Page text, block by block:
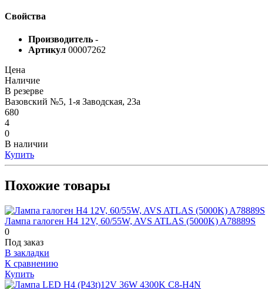
Свойства
Производитель -
Артикул 00007262
Цена
Наличие
В резерве
Вазовский №5, 1-я Заводская, 23а
680
4
0
В наличии
Купить
Похожие товары
Лампа галоген H4 12V, 60/55W, AVS ATLAS (5000K) A78889S
0
Под заказ
В закладки
К сравнению
Купить